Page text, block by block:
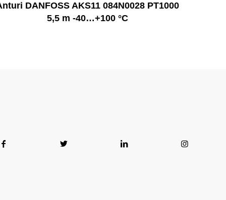
DANFOSS AKS11 084N0028 PT1000
5,5 m -40…+100 °C